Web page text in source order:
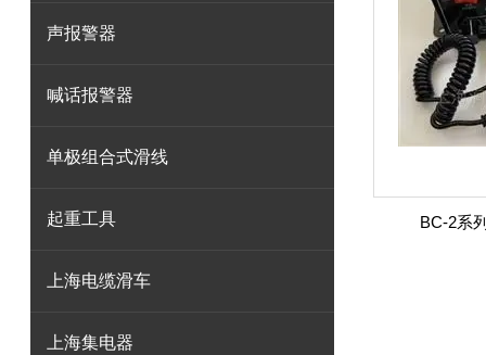
声报警器
喊话报警器
单极组合式滑线
起重工具
上海电缆滑车
上海集电器
BC-2系